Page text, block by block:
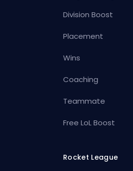
Division Boost
Placement
Wins
Coaching
Teammate
Free LoL Boost
Rocket League